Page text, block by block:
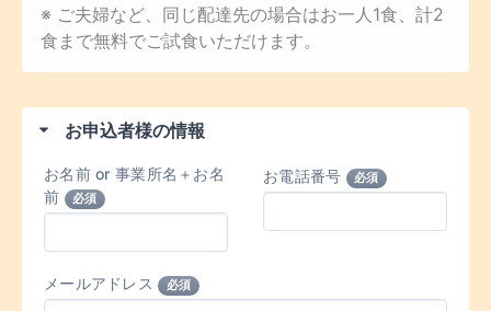
※ ご夫婦など、同じ配達先の場合はお一人1食、計2
食まで無料でご試食いただけます。
お申込者様の情報
お名前 or 事業所名＋お名
前
必須
お電話番号 必須
メールアドレス 必須